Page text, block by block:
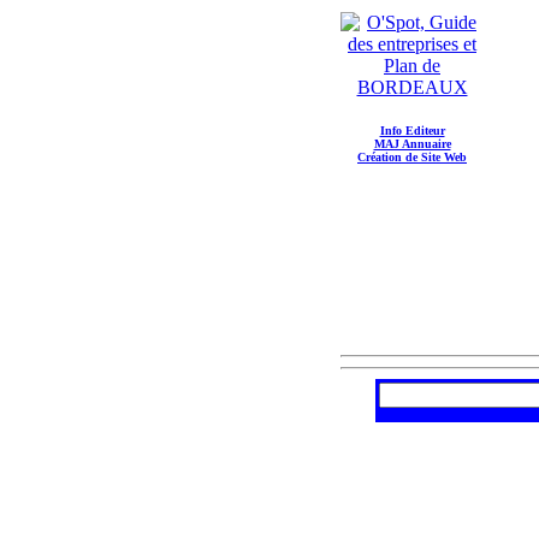
Info Editeur
MAJ Annuaire
Création de Site Web